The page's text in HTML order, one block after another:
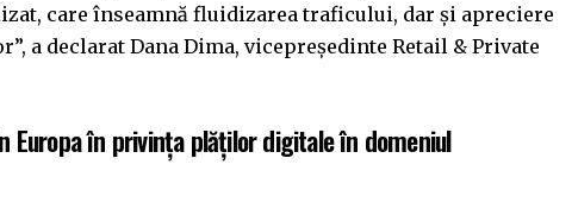
care înseamnă fluidizarea traficului, dar și apreciere
a declarat Dana Dima, vicepreședinte Retail & Private
Europa în privința plăților digitale în domeniul